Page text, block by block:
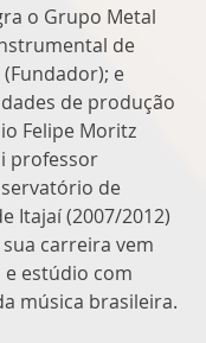
o Grupo Metal
de
e
de produção
Felipe Moritz
professor
de
Itajaí (2007/2012)
carreira vem
estúdio com
música brasileira.